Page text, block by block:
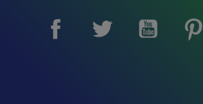
Facebook Twitter YouTube